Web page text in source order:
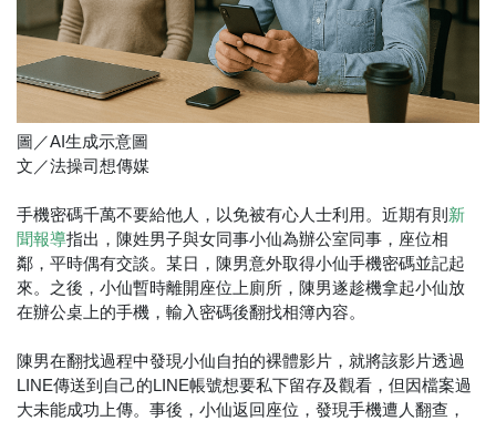
圖／AI生成示意圖
文／法操司想傳媒
手機密碼千萬不要給他人，以免被有心人士利用。近期有則 新
聞報導指出，陳姓男子與女同事小仙為辦公室同事，座位相
鄰，平時偶有交談。某日，陳男意外取得小仙手機密碼並記起
來。之後，小仙暫時離開座位上廁所，陳男遂趁機拿起小仙放
在辦公桌上的手機，輸入密碼後翻找相簿內容。
陳男在翻找過程中發現小仙自拍的裸體影片，就將該影片透過
LINE傳送到自己的LINE帳號想要私下留存及觀看，但因檔案過
大未能成功上傳。事後，小仙返回座位，發現手機遭人翻查，